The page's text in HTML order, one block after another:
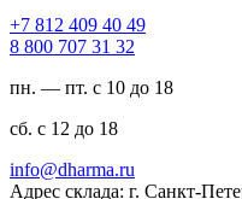
94 04 904 218 7+
23 13 707 008 8
пн. — пт. с 10 до 18
сб. с 12 до 18
ur.amrahd@ofni
Адрес склада: г. Санкт-